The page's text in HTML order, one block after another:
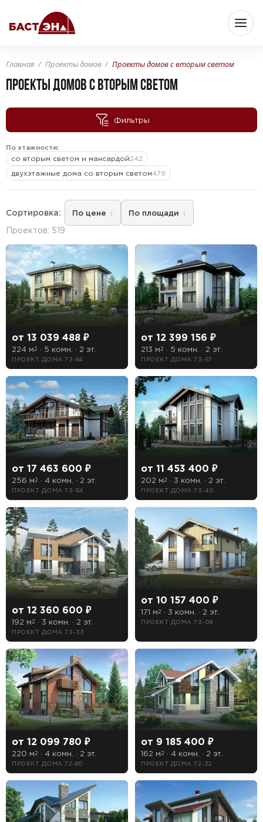
Главная Проекты домов Проекты домов с вторым светом
ПРОЕКТЫ ДОМОВ С ВТОРЫМ СВЕТОМ
Фильтры
По этажности:
со вторым светом и мансардой242
двухэтажные дома со вторым светом479
Сортировка: По цене По площади
Проектов: 519
от 13 039 488 ₽
224 м 2 · 5 комн. · 2 эт.
ПРОЕКТ ДОМА 73-84
от 12 399 156 ₽
213 м 2 · 5 комн. · 2 эт.
ПРОЕКТ ДОМА 73-57
от 17 463 600 ₽
256 м2 · 4 комн. · 2 эт.
ПРОЕКТ ДОМА 73-54
от 11 453 400 ₽
202 м2 · 3 комн. · 2 эт.
ПРОЕКТ ДОМА 73-40
от 12 360 600 ₽
192 м2 · 3 комн. · 2 эт.
ПРОЕКТ ДОМА 73-33
от 10 157 400 ₽
171 м 2 · 3 комн. · 2 эт.
ПРОЕКТ ДОМА 73-08
от 12 099 780 ₽
220 м 2 · 4 комн. · 2 эт.
ПРОЕКТ ДОМА 72-80
от 9 185 400 ₽
162 м 2 · 4 комн. · 2 эт.
ПРОЕКТ ДОМА 72-32
Бюджет
Площадь
От — До
Комнат
От — До
Этажность
2 этажные дома
3 этажные дома
Тип кровли
Мансардная
Плоская
Чердачная
Длина
Ширина
Особенности
1 гараж
2 гаража
Бассейн
Второй свет
Зимний сад
Кухня-столовая
Терраса